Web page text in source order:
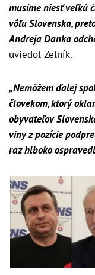
musíme niesť veľkú
vôľu Slovenska,
Andreja Danka
uviedol Zelník.
„Nemôžem ďalej
človekom, ktorý
obyvateľov
viny z pozície
raz hlboko